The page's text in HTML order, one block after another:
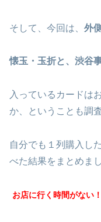
そして、今回は、 外
懐玉・玉折と、渋谷
入っているカードは
か、ということも調査
自分でも１列購入し
べた結果をまとめま
お店に行く時間がない